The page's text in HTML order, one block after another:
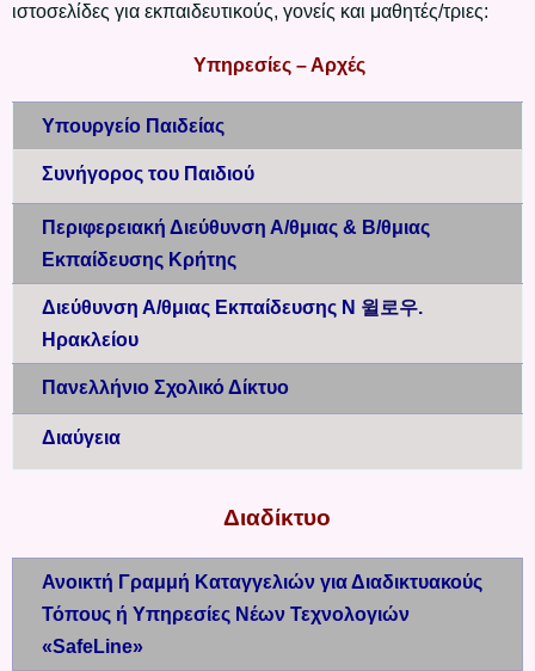
ιστοσελίδες για εκπαιδευτικούς, γονείς και μαθητές/τριες:
Υπηρεσίες – Αρχές
Υπουργείο Παιδείας
Συνήγορος του Παιδιού
Περιφερειακή Διεύθυνση Α/θμιας & Β/θμιας
Εκπαίδευσης Κρήτης
Διεύθυνση Α/θμιας Εκπαίδευσης Ν 윌로우.
Ηρακλείου
Πανελλήνιο Σχολικό Δίκτυο
Διαύγεια
Διαδίκτυο
Ανοικτή Γραμμή Καταγγελιών για Διαδικτυακούς
Τόπους ή Υπηρεσίες Νέων Τεχνολογιών
«SafeLine»